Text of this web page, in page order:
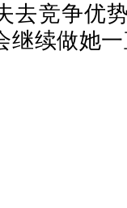
去竞争优
继续做她